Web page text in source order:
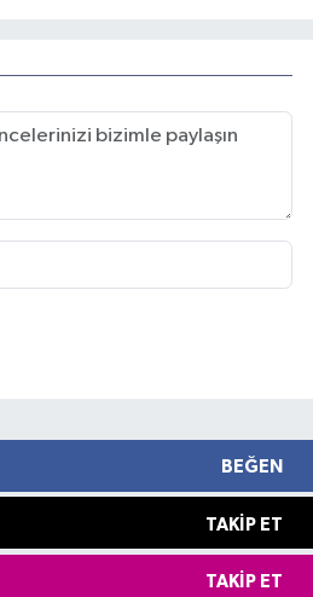
BEĞEN
TAKIP ET
TAKIP ET